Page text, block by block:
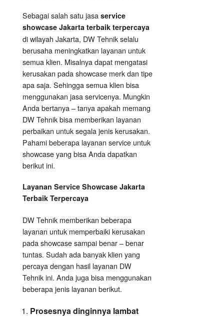
Sebagai salah satu jasa service
showcase Jakarta terbaik terpercaya
di wilayah Jakarta, DW Tehnik selalu
berusaha meningkatkan layanan untuk
semua klien. Misalnya dapat mengatasi
kerusakan pada showcase merk dan tipe
apa saja. Sehingga semua klien bisa
menggunakan jasa servicenya. Mungkin
Anda bertanya – tanya apakah memang
DW Tehnik bisa memberikan layanan
perbaikan untuk segala jenis kerusakan.
Pahami beberapa layanan service untuk
showcase yang bisa Anda dapatkan
berikut ini.
Layanan Service Showcase Jakarta
Terbaik Terpercaya
DW Tehnik memberikan beberapa
layanan untuk memperbaiki kerusakan
pada showcase sampai benar – benar
tuntas. Sudah ada banyak klien yang
percaya dengan hasil layanan DW
Tehnik ini. Anda juga bisa menggunakan
beberapa jenis layanan berikut.
Prosesnya dinginnya lambat